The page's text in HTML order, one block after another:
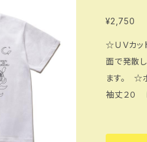
¥2,750
☆ＵＶカッ
面で発散
ます。 ☆ポリ
袖丈２０